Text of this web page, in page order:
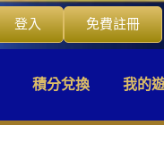
登入 免費註冊
積分兌換 我的